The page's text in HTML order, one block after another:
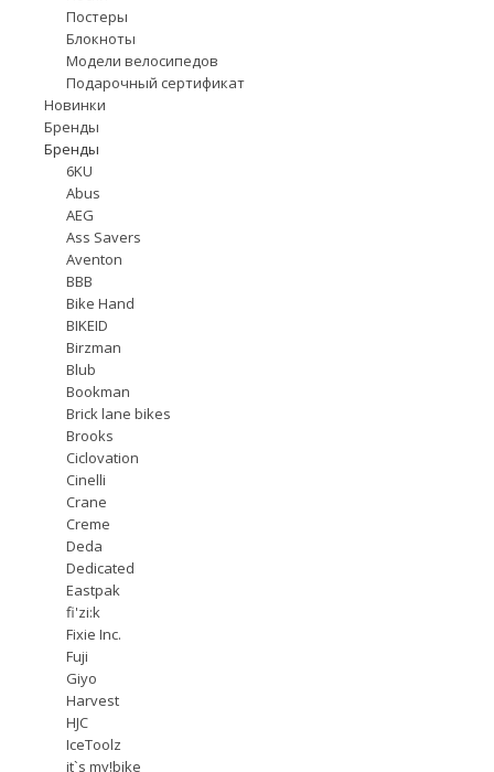
Постеры
Блокноты
Модели велосипедов
Подарочный сертификат
Новинки
Бренды
Бренды
6KU
Abus
AEG
Ass Savers
Aventon
BBB
Bike Hand
BIKEID
Birzman
Blub
Bookman
Brick lane bikes
Brooks
Ciclovation
Cinelli
Crane
Creme
Deda
Dedicated
Eastpak
fi'zi:k
Fixie Inc.
Fuji
Giyo
Harvest
HJC
IceToolz
it`s my!bike